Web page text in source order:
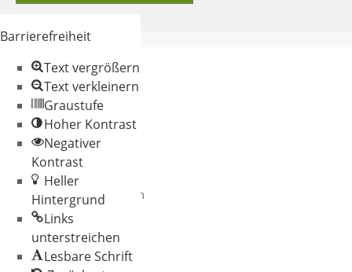
© 2026 Gemeinde
Oberschneiding
Datenschutz
Impressum
Barrierefreiheit
Text vergrößern
Text verkleinern
Graustufe
Hoher Kontrast
Negativer
Kontrast
Heller
Hintergrund
Links
unterstreichen
Lesbare Schrift